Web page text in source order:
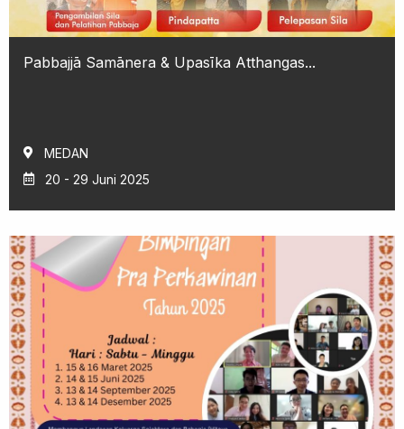
Pabbajjā Samānera & Upasīka Atthangas...
MEDAN
20 - 29 Juni 2025